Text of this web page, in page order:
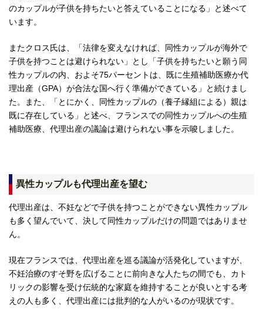
のカップルが子供を持ちたいと答えていることになる」と述べて
います。
またクロス氏は、「法律を変えなければ、同性カップルが海外で
子供を持つことは避けられない」とし「子供を持ちたいと願う同
性カップルの内、およそ75パーセントは、既に生殖補助医療か代
理出産（GPA）が合法な国へ行く準備ができている」と続けまし
た。また、「とにかく、同性カップルの（養子縁組による）親は
既に存在している」と述べ、フランスでの同性カップルへの生殖
補助医療、代理出産の議論は避けられない事を示唆しました。
異性カップルも代理出産を望む
代理出産は、不妊などで子供を持つことができない異性カップル
も多く望んでいて、決して同性カップルだけの問題ではありませ
ん。
現在フランスでは、代理出産を巡る議論が活発化していますが、
不妊治療のすそ野を広げることに前向きな人たちの間でも、カト
リックの影響を受け伝統的な家庭を維持することが良いとする考
えの人も多く、代理出産には批判的な人がいるのが現状です。